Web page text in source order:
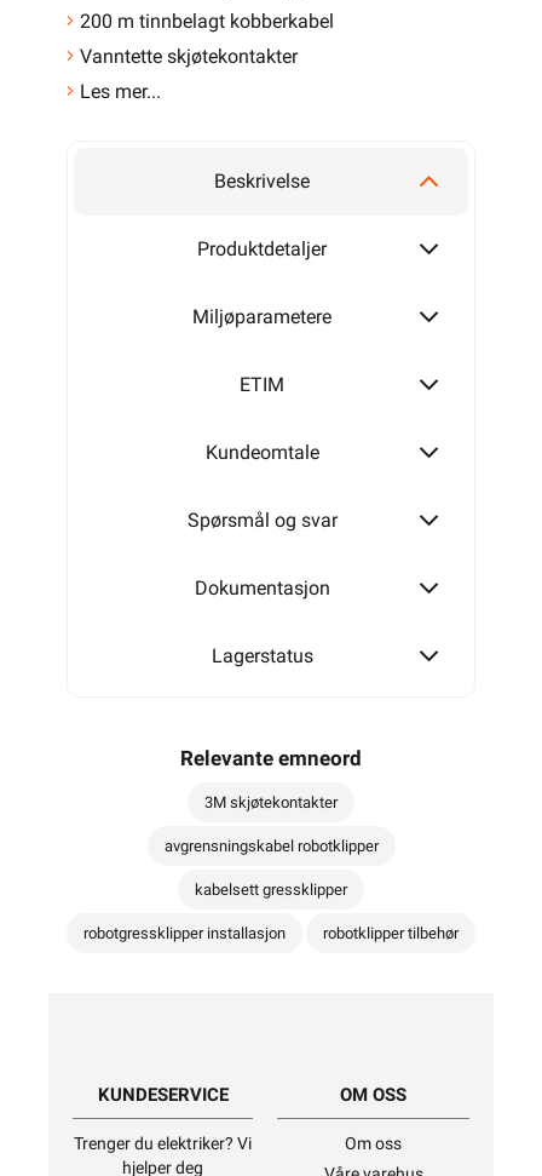
200 m tinnbelagt kobberkabel
Vanntette skjøtekontakter
Les mer...
Beskrivelse
Produktdetaljer
Miljøparametere
ETIM
Kundeomtale
Spørsmål og svar
Dokumentasjon
Lagerstatus
Relevante emneord
3M skjøtekontakter
avgrensningskabel robotklipper
kabelsett gressklipper
robotgressklipper installasjon robotklipper tilbehør
KUNDESERVICE
Trenger du elektriker? Vi
hjelper deg
OM OSS
Om oss